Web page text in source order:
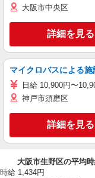
大阪市中央区
詳細を見る
マイクロバスによる
日給 10,900円〜
神戸市須磨区
詳細を見る
大阪市生野区の平均
時給 1,434円